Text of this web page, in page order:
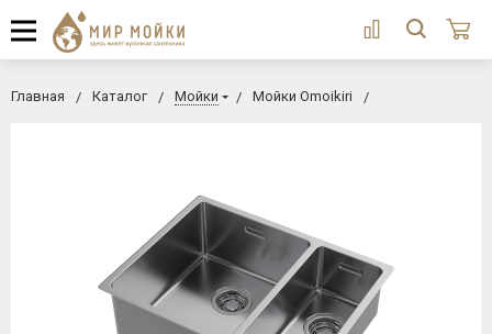
Главная Каталог Мойки Мойки Omoikiri